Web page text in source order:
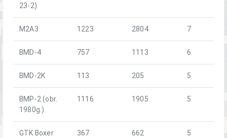
23-2)
M2A3 1223 2804 7
BMD-4 757 1113 6
BMD-2K 113 205 5
BMP-2 (obr.
1980g.)
1116 1905 5
GTK Boxer
367 662 5